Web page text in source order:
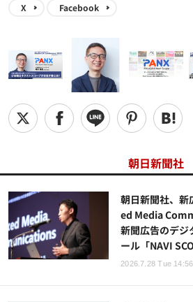
X Facebook
朝日新聞社
朝日新聞社、
ed Media
新聞広告のデジ
ール「NAVI
2026.7.28 Tue 14:56